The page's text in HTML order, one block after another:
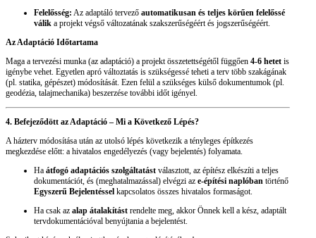
Felelősség: Az adaptáló tervező automatikusan és teljes körűen felelőssé
válik a projekt végső változatának szakszerűségéért és jogszerűségéért.
Az Adaptáció Időtartama
Maga a tervezési munka (az adaptáció) a projekt összetettségétől függően 4-6 hetet is
igénybe vehet. Egyetlen apró változtatás is szükségessé teheti a terv több szakágának
(pl. statika, gépészet) módosítását. Ezen felül a szükséges külső dokumentumok (pl.
geodézia, talajmechanika) beszerzése további időt igényel.
4. Befejeződött az Adaptáció – Mi a Következő Lépés?
A házterv módosítása után az utolsó lépés következik a tényleges építkezés
megkezdése előtt: a hivatalos engedélyezés (vagy bejelentés) folyamata.
Ha átfogó adaptációs szolgáltatást választott, az építész elkészíti a teljes
dokumentációt, és (meghatalmazással) elvégzi az e-építési naplóban történő
Egyszerű Bejelentéssel kapcsolatos összes hivatalos formaságot.
Ha csak az alap átalakítást rendelte meg, akkor Önnek kell a kész, adaptált
tervdokumentációval benyújtania a bejelentést.